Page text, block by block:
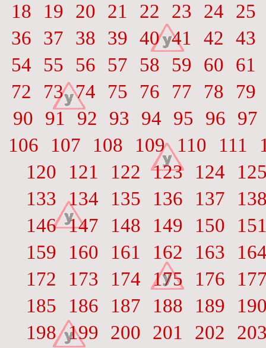
18
19 20 21 22 23 24
25
36
37 38 39 40 41 42
43
54
55 56 57 58 59 60
61
72
73 74 75 76 77 78
79
90
91 92 93 94 95 96
97
106
107 108 109 110 111
120
121 122 123 124
133 134 135 136 137
146 147 148 149 150
159
160 161 162 163
172
173 174 175 176
185
186 187 188 189
198 199 200 201 202